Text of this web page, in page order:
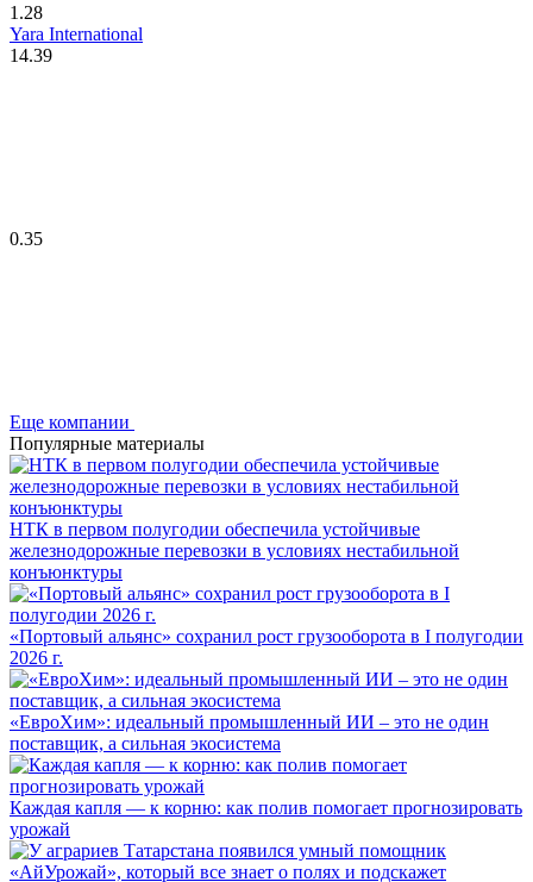
1.28
Yara International
14.39
0.35
Еще компании
Популярные материалы
НТК в первом полугодии обеспечила устойчивые
железнодорожные перевозки в условиях нестабильной
конъюнктуры
«Портовый альянс» сохранил рост грузооборота в I полугодии
2026 г.
«ЕвроХим»: идеальный промышленный ИИ – это не один
поставщик, а сильная экосистема
Каждая капля — к корню: как полив помогает прогнозировать
урожай